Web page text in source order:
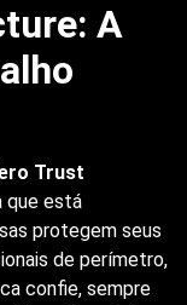
A
Trust
que está
protegem seus
de perímetro,
confie, sempre